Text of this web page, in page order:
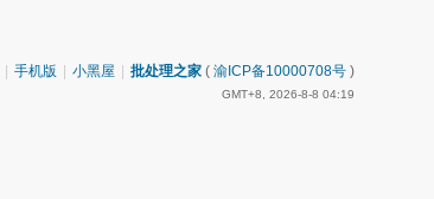
手机版 小黑屋 批处理之家 ( 渝ICP备10000708号 )
GMT+8, 2026-8-8 04:19